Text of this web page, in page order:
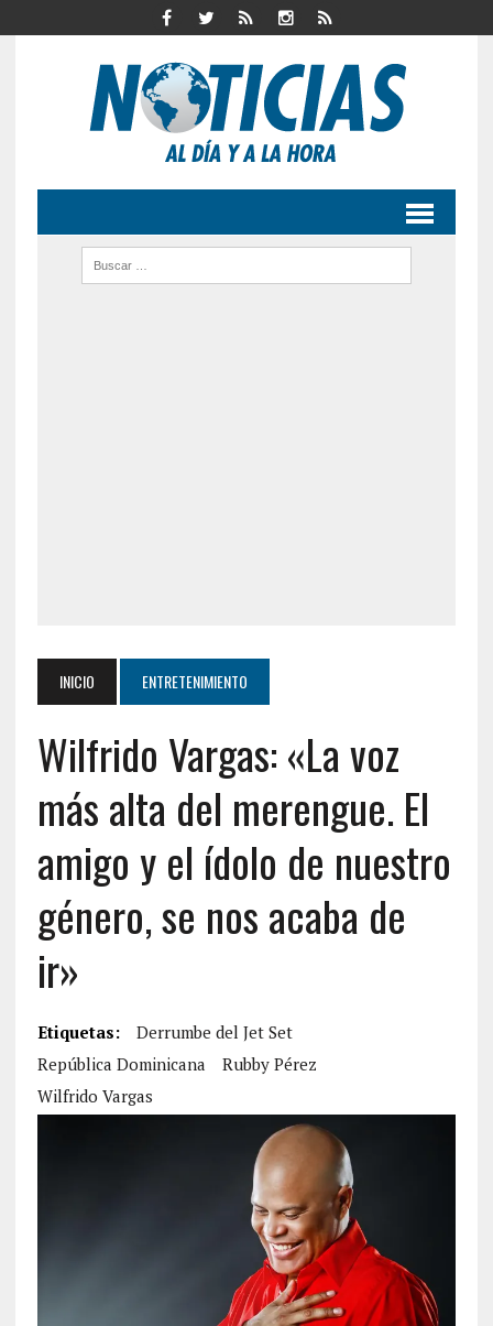
INICIO ENTRETENIMIENTO
Wilfrido Vargas: «La voz
más alta del merengue. El
amigo y el ídolo de nuestro
género, se nos acaba de
ir»
Etiquetas:
Derrumbe del Jet Set
República Dominicana
Rubby Pérez
Wilfrido Vargas